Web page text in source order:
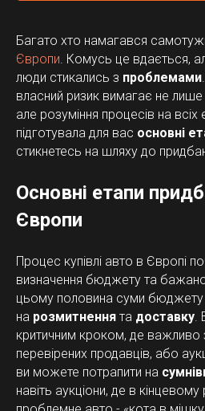
Багато хто намагався
Європи. Комусь це вдається,
люди стикались з проблемами
власний ризик вимагає не лише
але розуміння процесів на
підготувала для вас основні
стикнетесь на шляху до
Основні етапи
Європи
Процес купівлі авто в Європі
визначення бюджету та
цьому половина суми бюджету
на розмитнення та доставку.
критичним кроком, де важливо
перевірених продавців, або
ви можете потрапити на
навіть аукціони, де в